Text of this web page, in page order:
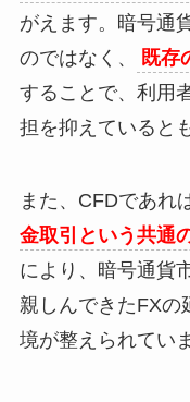
がえます。暗号通
のではなく、
既存
することで、利用
担を抑えていると
また、CFDであれ
金取引という共通
により、暗号通貨
親しんできたFXの
境が整えられてい